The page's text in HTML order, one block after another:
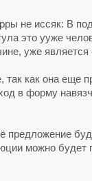
не иссяк: В
это ууже
уже
так как она еще
в форму
предложение
можно будет